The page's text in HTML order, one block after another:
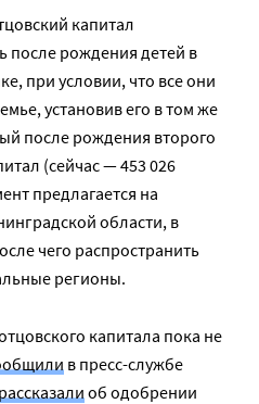
капитал
после рождения детей в
при условии, что все они
установив его в том же
после рождения второго
(сейчас — 453 026
предлагается на
области, в
чего распространить
регионы.
капитала пока не
в пресс-службе
об одобрении